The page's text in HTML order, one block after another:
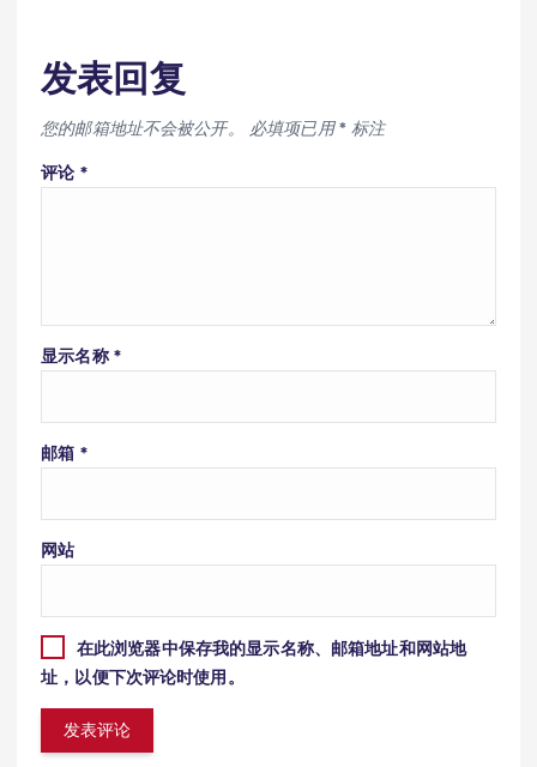
发表回复
您的邮箱地址不会被公开。 必填项已用* 标注
评论 *
显示名称 *
邮箱 *
网站
在此浏览器中保存我的显示名称、邮箱地址和网站地
址，以便下次评论时使用。